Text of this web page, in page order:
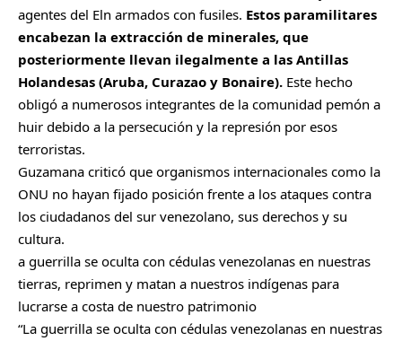
agentes del Eln armados con fusiles. Estos paramilitares
encabezan la extracción de minerales, que
posteriormente llevan ilegalmente a las Antillas
Holandesas (Aruba, Curazao y Bonaire). Este hecho
obligó a numerosos integrantes de la comunidad pemón a
huir debido a la persecución y la represión por esos
terroristas.
Guzamana criticó que organismos internacionales como la
ONU no hayan fijado posición frente a los ataques contra
los ciudadanos del sur venezolano, sus derechos y su
cultura.
a guerrilla se oculta con cédulas venezolanas en nuestras
tierras, reprimen y matan a nuestros indígenas para
lucrarse a costa de nuestro patrimonio
“La guerrilla se oculta con cédulas venezolanas en nuestras